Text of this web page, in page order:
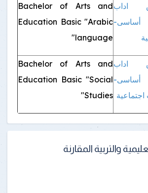
اداب
أساسى-
Bachelor of Arts and
Education Basic "Arabic
language"
اداب
أساسى-
Bachelor of Arts and
Education Basic "Social
Studies"
والتربية المقارنة